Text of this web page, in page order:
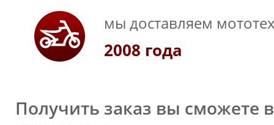
мы доставляем
2008 года
Получить заказ вы сможете